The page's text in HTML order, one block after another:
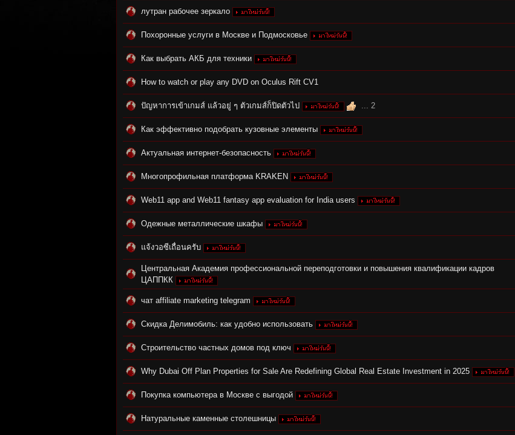
es
tat
io
n:
лутран рабочее зеркало
Похоронные услуги в Москве и Подмосковье
Как выбрать АКБ для техники
How to watch or play any DVD on Oculus Rift CV1
ปัญหาการเข้าเกมส์ แล้วอยู่ ๆ ตัวเกมส์ก็ปิดตัวไป ... 2
Как эффективно подобрать кузовные элементы
Актуальная интернет-безопасность
Многопрофильная платформа KRAKEN
Web11 app and Web11 fantasy app evaluation for India users
Одежные металлические шкафы
แจ้งวอซีเถื่อนครับ
Центральная Академия профессиональной переподготовки и повышения квалификации кадров
ЦАППКК
чат affiliate marketing telegram
Скидка Делимобиль: как удобно использовать
Строительство частных домов под ключ
Why Dubai Off Plan Properties for Sale Are Redefining Global Real Estate Investment in 2025
Покупка компьютера в Москве с выгодой
Натуральные каменные столешницы